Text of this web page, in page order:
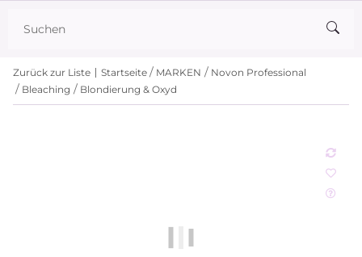
Zurück zur Liste Startseite MARKEN
Novon Professional
Bleaching
Blondierung & Oxyd